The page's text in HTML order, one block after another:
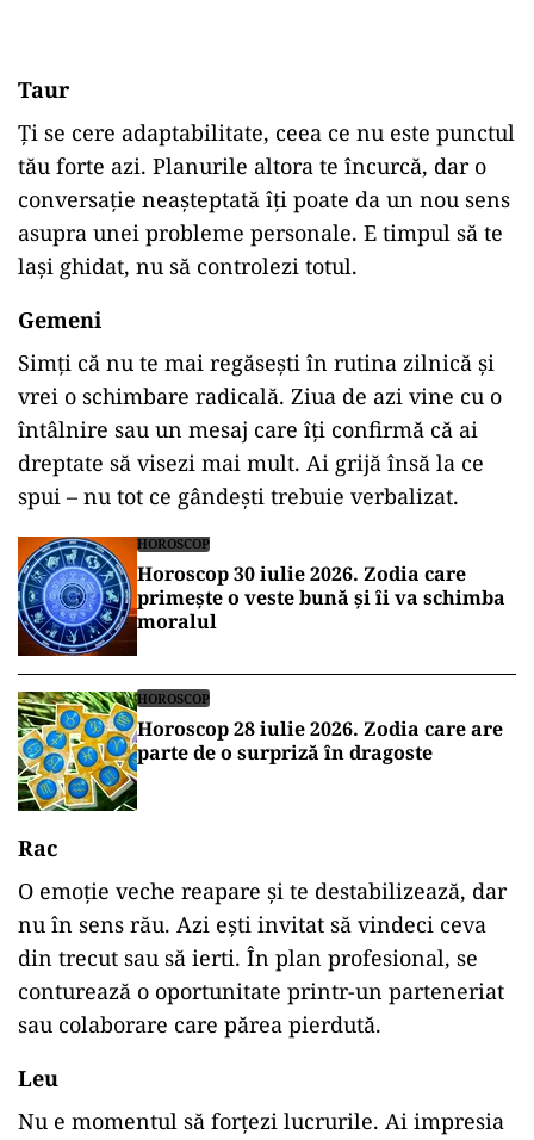
Taur
Ți se cere adaptabilitate, ceea ce nu este punctul
tău forte azi. Planurile altora te încurcă, dar o
conversație neașteptată îți poate da un nou sens
asupra unei probleme personale. E timpul să te
lași ghidat, nu să controlezi totul.
Gemeni
Simți că nu te mai regăsești în rutina zilnică și
vrei o schimbare radicală. Ziua de azi vine cu o
întâlnire sau un mesaj care îți confirmă că ai
dreptate să visezi mai mult. Ai grijă însă la ce
spui – nu tot ce gândești trebuie verbalizat.
HOROSCOP
Horoscop 30 iulie 2026. Zodia care
primește o veste bună și îi va schimba
moralul
HOROSCOP
Horoscop 28 iulie 2026. Zodia care are
parte de o surpriză în dragoste
Rac
O emoție veche reapare și te destabilizează, dar
nu în sens rău. Azi ești invitat să vindeci ceva
din trecut sau să ierti. În plan profesional, se
conturează o oportunitate printr-un parteneriat
sau colaborare care părea pierdută.
Leu
Nu e momentul să forțezi lucrurile. Ai impresia